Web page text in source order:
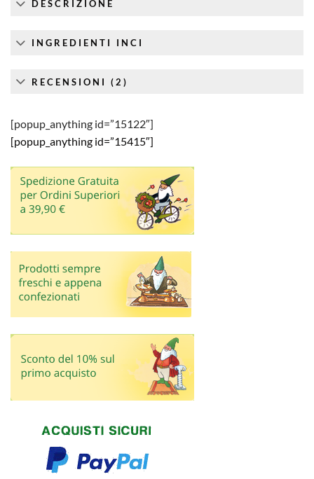
DESCRIZIONE
INGREDIENTI INCI
RECENSIONI (2)
[popup_anything id=”15122″]
[popup_anything id=”15415″]